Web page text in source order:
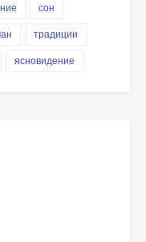
сон
традиции
ясновидение